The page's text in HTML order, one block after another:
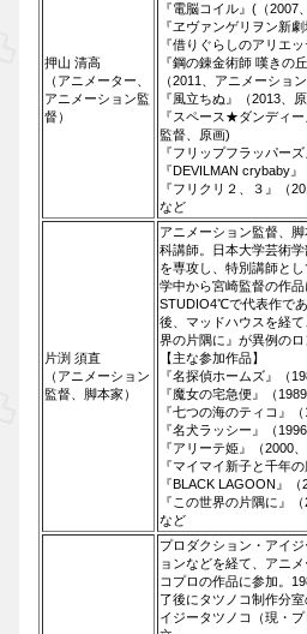
押山 清高
（アニメーター、
アニメーション監
督）
『電脳コイル』(（2007
『ヱヴァンゲリヲン新
『借りぐらしのアリエ
『鋼の錬金術師 嘆きの
（2011、アニメーショ
『風立ちぬ』（2013、原
『スペース★ダンディ
監督、原画)
『フリップフラッパー
『DEVILMAN crybaby
『フリクリ２、３』（
など
片渕 須直
（アニメーション
監督、脚本家）
アニメーション監督、
科講師。日本大学芸術
を専攻し、特別講師と
学中から宮崎監督の作品
STUDIO4℃で代表作で
後、マッドハウスを経
界の片隅に』が異例のロ
【主な参加作品】
『名探偵ホームズ』（
『魔女の宅急便』（
『七つの海のティコ』
『名犬ラッシー』（1996
『アリーテ姫』（2000
『マイマイ新子と千年
『BLACK LAGOON』
『この世界の片隅に』
など
プロダクション・アイ
ョンなどを経て、アニ
コプロの作品に参加。
了後にタツノコ制作分
イジータツノコ（現・